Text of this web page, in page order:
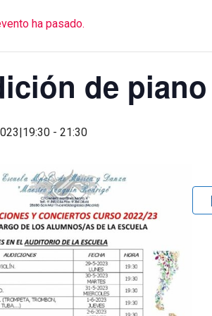
ha pasado.
de piano
-21:30